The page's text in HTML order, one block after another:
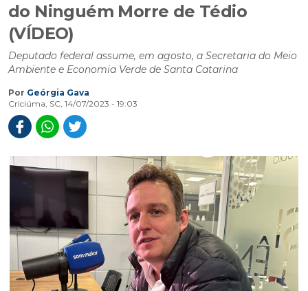
do Ninguém Morre de Tédio
(VÍDEO)
Deputado federal assume, em agosto, a Secretaria do Meio
Ambiente e Economia Verde de Santa Catarina
Por Geórgia Gava
Criciúma, SC, 14/07/2023 - 19:03